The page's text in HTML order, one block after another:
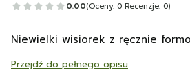
0.00(Oceny: 0 Recenzje: 0)
Niewielki wisiorek z ręcznie
Przejdź do pełnego opisu